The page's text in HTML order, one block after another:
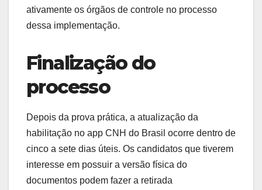
ativamente os órgãos de controle no processo
dessa implementação.
Finalização do
processo
Depois da prova prática, a atualização da
habilitação no app CNH do Brasil ocorre dentro de
cinco a sete dias úteis. Os candidatos que tiverem
interesse em possuir a versão física do
documentos podem fazer a retirada